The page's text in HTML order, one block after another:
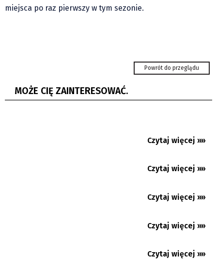
Głos News
miejsca po raz pierwszy w tym sezonie.
Powrót do przeglądu
MOŻE CIĘ ZAINTERESOWAĆ.
06.08.2026
Czytaj więcej »»
05.08.2026
Beskidzki Dogmaraton również bez psa.
Wygraj darmowe numery...
Czytaj więcej »»
03.08.2026
Czytaj więcej »»
03.08.2026
Reklama futbolu na „Gorolskim Święcie”.
Czytaj więcej »»
03.08.2026
Rusza 83. Tour de Pologne. Wyścig startuje
Czytaj więcej »»
Zinedine Zidane trenerem piłkarskiej
Falstart Karwiny w Chance Lidze Narodowej.